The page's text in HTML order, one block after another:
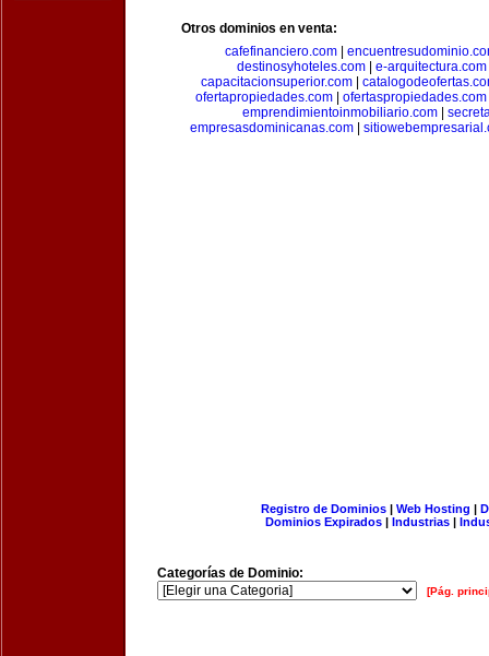
Otros dominios en venta:
cafefinanciero.com
destinosyhoteles.com
e-arquitectura.com
capacitacionsuperior.com
ofertapropiedades.com
ofertaspropiedades.com
emprendimientoinmobiliario.com|
empresasdominicanas.com|
Registro de Dominios| Web Hosting |
Dominios Expirados | Industrias |
Categorías de Dominio:
[Pág.